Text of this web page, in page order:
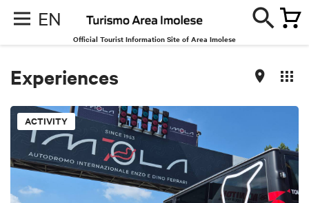
EN
Official Tourist Information Site of Area Imolese
Experiences
ACTIVITY